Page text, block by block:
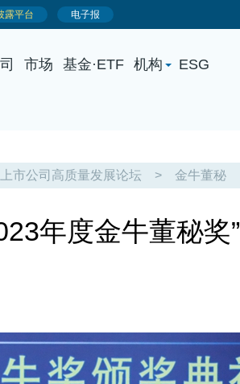
市场 基金·ETF 机构
ESG
市公司高质量发展论坛 > 金牛董秘
年度金牛董秘奖”